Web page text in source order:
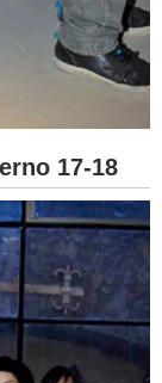
17-18